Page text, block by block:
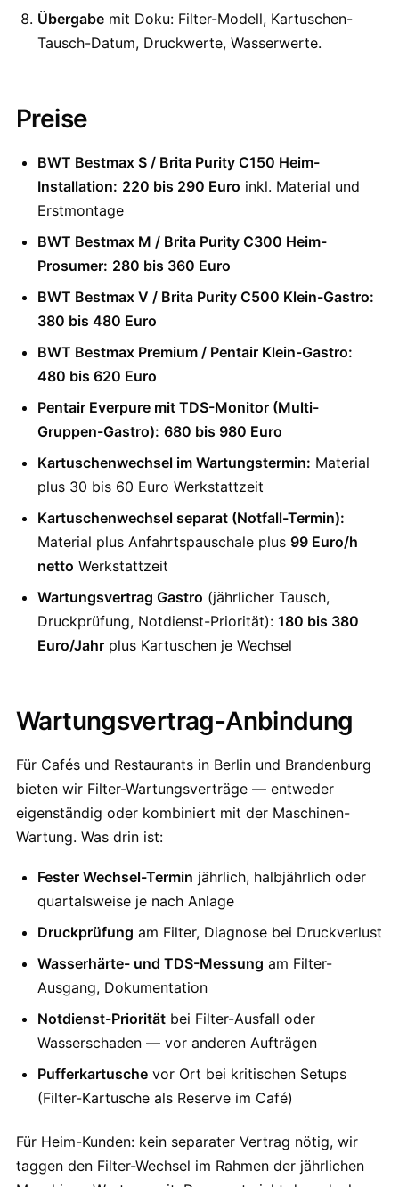
Übergabe mit Doku: Filter-Modell, Kartuschen-
Tausch-Datum, Druckwerte, Wasserwerte.
Preise
BWT Bestmax S / Brita Purity C150 Heim-
Installation: 220 bis 290 Euro inkl. Material und
Erstmontage
BWT Bestmax M / Brita Purity C300 Heim-
Prosumer: 280 bis 360 Euro
BWT Bestmax V / Brita Purity C500 Klein-Gastro:
380 bis 480 Euro
BWT Bestmax Premium / Pentair Klein-Gastro:
480 bis 620 Euro
Pentair Everpure mit TDS-Monitor (Multi-
Gruppen-Gastro): 680 bis 980 Euro
Kartuschenwechsel im Wartungstermin: Material
plus 30 bis 60 Euro Werkstattzeit
Kartuschenwechsel separat (Notfall-Termin):
Material plus Anfahrtspauschale plus 99 Euro/h
netto Werkstattzeit
Wartungsvertrag Gastro (jährlicher Tausch,
Druckprüfung, Notdienst-Priorität): 180 bis 380
Euro/Jahr plus Kartuschen je Wechsel
Wartungsvertrag-Anbindung
Für Cafés und Restaurants in Berlin und Brandenburg
bieten wir Filter-Wartungsverträge — entweder
eigenständig oder kombiniert mit der Maschinen-
Wartung. Was drin ist:
Fester Wechsel-Termin jährlich, halbjährlich oder
quartalsweise je nach Anlage
Druckprüfung am Filter, Diagnose bei Druckverlust
Wasserhärte- und TDS-Messung am Filter-
Ausgang, Dokumentation
Notdienst-Priorität bei Filter-Ausfall oder
Wasserschaden — vor anderen Aufträgen
Pufferkartusche vor Ort bei kritischen Setups
(Filter-Kartusche als Reserve im Café)
Für Heim-Kunden: kein separater Vertrag nötig, wir
taggen den Filter-Wechsel im Rahmen der jährlichen